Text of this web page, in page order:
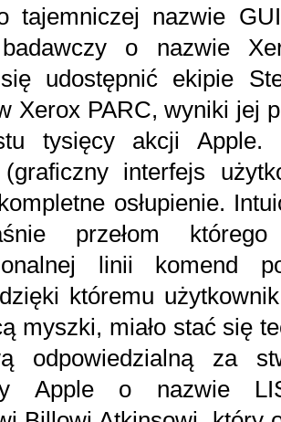
tajemniczej nazwie
o nazwie
się udostępnić ekipie
Xerox PARC, wyniki jej
tysięcy akcji
(graficzny interfejs
osłupienie.
przełom którego
linii komend
któremu
myszki, miało stać się
odpowiedzialną za
Apple o nazwie